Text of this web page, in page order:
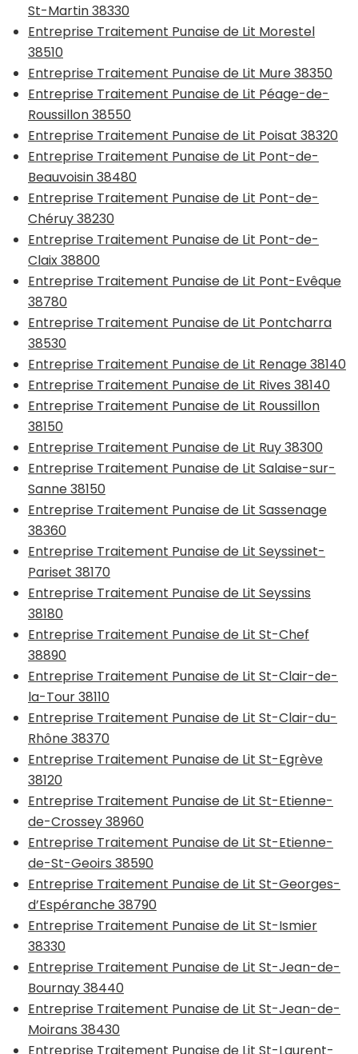
St-Martin 38330
Entreprise Traitement Punaise de Lit Morestel
38510
Entreprise Traitement Punaise de Lit Mure 38350
Entreprise Traitement Punaise de Lit Péage-de-
Roussillon 38550
Entreprise Traitement Punaise de Lit Poisat 38320
Entreprise Traitement Punaise de Lit Pont-de-
Beauvoisin 38480
Entreprise Traitement Punaise de Lit Pont-de-
Chéruy 38230
Entreprise Traitement Punaise de Lit Pont-de-
Claix 38800
Entreprise Traitement Punaise de Lit Pont-Evêque
38780
Entreprise Traitement Punaise de Lit Pontcharra
38530
Entreprise Traitement Punaise de Lit Renage 38140
Entreprise Traitement Punaise de Lit Rives 38140
Entreprise Traitement Punaise de Lit Roussillon
38150
Entreprise Traitement Punaise de Lit Ruy 38300
Entreprise Traitement Punaise de Lit Salaise-sur-
Sanne 38150
Entreprise Traitement Punaise de Lit Sassenage
38360
Entreprise Traitement Punaise de Lit Seyssinet-
Pariset 38170
Entreprise Traitement Punaise de Lit Seyssins
38180
Entreprise Traitement Punaise de Lit St-Chef
38890
Entreprise Traitement Punaise de Lit St-Clair-de-
la-Tour 38110
Entreprise Traitement Punaise de Lit St-Clair-du-
Rhône 38370
Entreprise Traitement Punaise de Lit St-Egrève
38120
Entreprise Traitement Punaise de Lit St-Etienne-
de-Crossey 38960
Entreprise Traitement Punaise de Lit St-Etienne-
de-St-Geoirs 38590
Entreprise Traitement Punaise de Lit St-Georges-
d’Espéranche 38790
Entreprise Traitement Punaise de Lit St-Ismier
38330
Entreprise Traitement Punaise de Lit St-Jean-de-
Bournay 38440
Entreprise Traitement Punaise de Lit St-Jean-de-
Moirans 38430
Entreprise Traitement Punaise de Lit St-Laurent-